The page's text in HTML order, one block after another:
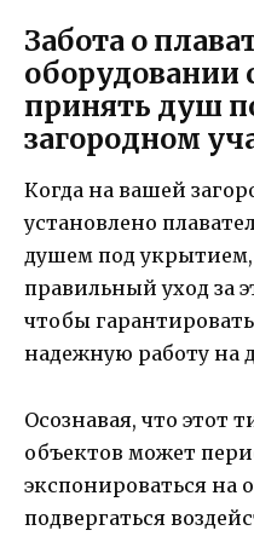
Забота о
оборудовании
принять душ
загородном
Когда на вашей
установлено
душем под
правильный уход за
чтобы
надежную работу на
Осознавая, что этот
объектов может
экспонироваться на
подвергаться